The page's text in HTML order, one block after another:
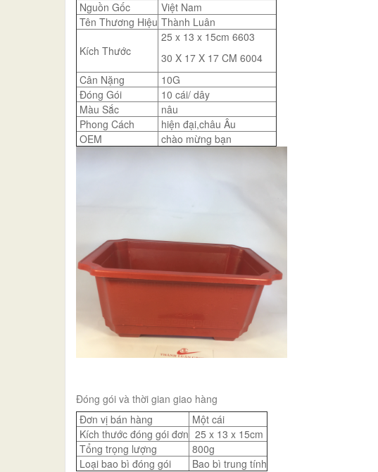
Nguồn Gốc
Việt Nam
Tên Thương Hiệu Thành Luân
Kích Thước
25 x 13 x 15cm 6603
30 X 17 X 17 CM 6004
Cân Nặng
10G
Đóng Gói
10 cái/ dây
Màu Sắc
nâu
Phong Cách
hiện đại,châu Âu
OEM
chào mừng bạn
Đóng gói và thời gian giao hàng
Đơn vị bán hàng
Một cái
Kích thước đóng gói đơn 25 x 13 x 15cm
Tổng trọng lượng
800g
Loại bao bì đóng gói
Bao bì trung tính